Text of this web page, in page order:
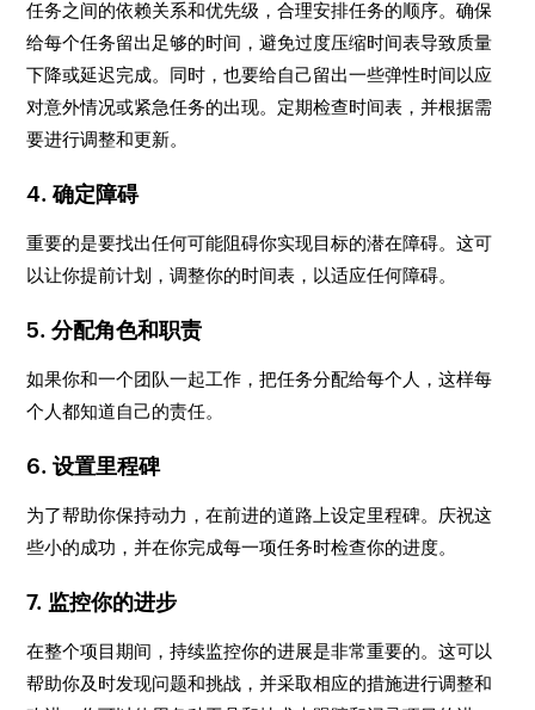
任务之间的依赖关系和优先级，合理安排任务的顺序。确保
给每个任务留出足够的时间，避免过度压缩时间表导致质量
下降或延迟完成。同时，也要给自己留出一些弹性时间以应
对意外情况或紧急任务的出现。定期检查时间表，并根据需
要进行调整和更新。
4. 确定障碍
重要的是要找出任何可能阻碍你实现目标的潜在障碍。这可
以让你提前计划，调整你的时间表，以适应任何障碍。
5. 分配角色和职责
如果你和一个团队一起工作，把任务分配给每个人，这样每
个人都知道自己的责任。
6. 设置里程碑
为了帮助你保持动力，在前进的道路上设定里程碑。庆祝这
些小的成功，并在你完成每一项任务时检查你的进度。
7. 监控你的进步
在整个项目期间，持续监控你的进展是非常重要的。这可以
帮助你及时发现问题和挑战，并采取相应的措施进行调整和